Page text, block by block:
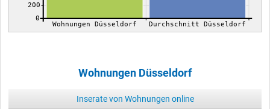
0
200
Wohnungen Düsseldorf Durchschnitt Düsseldorf
Wohnungen Düsseldorf
Inserate von Wohnungen online